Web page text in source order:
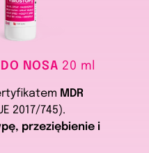
NOSA 20 ml
MDR
2017/745).
przeziębienie i